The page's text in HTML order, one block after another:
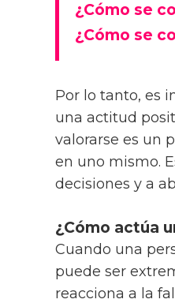
¿Cómo se
¿Cómo se
Por lo tanto, es
una actitud
valorarse es un
en uno mismo.
decisiones y a
¿Cómo actúa
Cuando una
puede ser
reacciona a la